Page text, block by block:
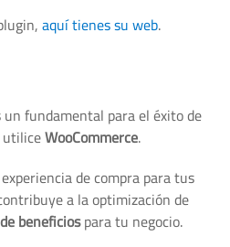
aquí tienes su web.
fundamental para el éxito de
WooCommerce.
de compra para tus
a la optimización de
beneficiospara tu negocio.